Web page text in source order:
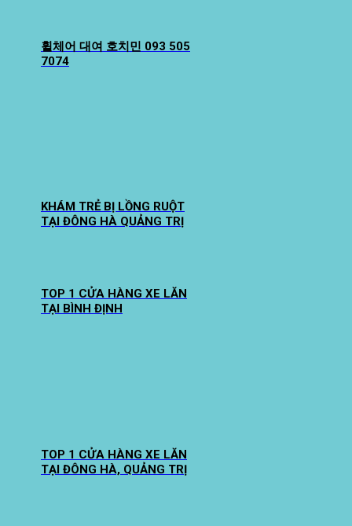
휠체어 대여 호치민 093 505
7074
KHÁM TRẺ BỊ LỒNG RUỘT
TẠI ĐÔNG HÀ QUẢNG TRỊ
TOP 1 CỬA HÀNG XE LĂN
TẠI BÌNH ĐỊNH
TOP 1 CỬA HÀNG XE LĂN
TẠI ĐÔNG HÀ, QUẢNG TRỊ